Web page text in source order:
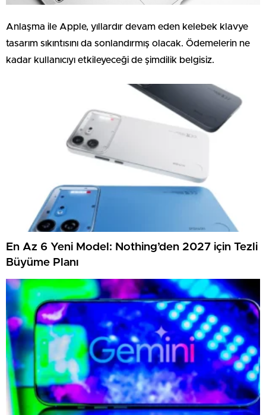
Anlaşma ile Apple, yıllardır devam eden kelebek klavye
tasarım sıkıntısını da sonlandırmış olacak. Ödemelerin ne
kadar kullanıcıyı etkileyeceği de şimdilik belgisiz.
En Az 6 Yeni Model: Nothing’den 2027 için Tezli
Büyüme Planı